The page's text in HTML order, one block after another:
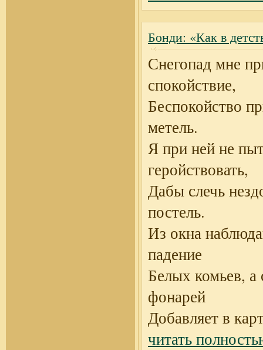
Бонди: «Как в
Снегопад мне
спокойствие,
Беспокойство
метель.
Я при ней не
геройствовать,
Дабы слечь
постель.
Из окна
падение
Белых комьев, а
фонарей
Добавляет в
читать